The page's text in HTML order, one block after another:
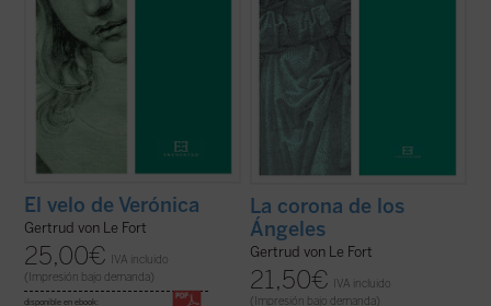
El velo de Verónica
Gertrud von Le Fort
25,00€ IVA incluido
(Impresión bajo demanda)
disponible en ebook:
La corona de los
Ángeles
Gertrud von Le Fort
21,50€ IVA incluido
(Impresión bajo demanda)